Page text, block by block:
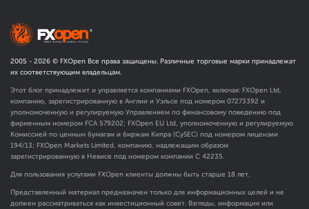
2005 - 2026 © FXOpen Все права защищены. Различные торговые марки принадлежат
их соответствующим владельцам.
Этот блог принадлежит и управляется компаниями FXOpen, включая: FXOpen Ltd,
компанию, зарегистрированную в Англии и Уэльсе под номером 07273392 и
уполномоченную и регулируемую Управлением по финансовому поведению под
фирменным номером FCA 579202; FXOpen EU Ltd, уполномоченную и регулируемую
Комиссией по ценным бумагам и биржам Кипра (CySEC) под номером лицензии
194/13; FXOpen Markets Limited, компанию, надлежащим образом
зарегистрированную в Невисе под номером компании C 42235.
Для пользования услугами FXOpen клиенты должны быть старше 18 лет.
Представленный материал предназначен только для информационных целей и не
должен рассматриваться как инвестиционный совет. Взгляды, информация или